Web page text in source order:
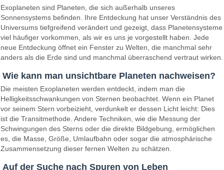
Exoplaneten sind Planeten, die sich außerhalb unseres
Sonnensystems befinden. Ihre Entdeckung hat unser Verständnis des
Universums tiefgreifend verändert und gezeigt, dass Planetensysteme
viel häufiger vorkommen, als wir es uns je vorgestellt haben. Jede
neue Entdeckung öffnet ein Fenster zu Welten, die manchmal sehr
anders als die Erde sind und manchmal überraschend vertraut wirken.
Wie kann man unsichtbare Planeten nachweisen?
Die meisten Exoplaneten werden entdeckt, indem man die
Helligkeitsschwankungen von Sternen beobachtet. Wenn ein Planet
vor seinem Stern vorbeizieht, verdunkelt er dessen Licht leicht: Dies
ist die Transitmethode. Andere Techniken, wie die Messung der
Schwingungen des Sterns oder die direkte Bildgebung, ermöglichen
es, die Masse, Größe, Umlaufbahn oder sogar die atmosphärische
Zusammensetzung dieser fernen Welten zu schätzen.
Auf der Suche nach Spuren von Leben